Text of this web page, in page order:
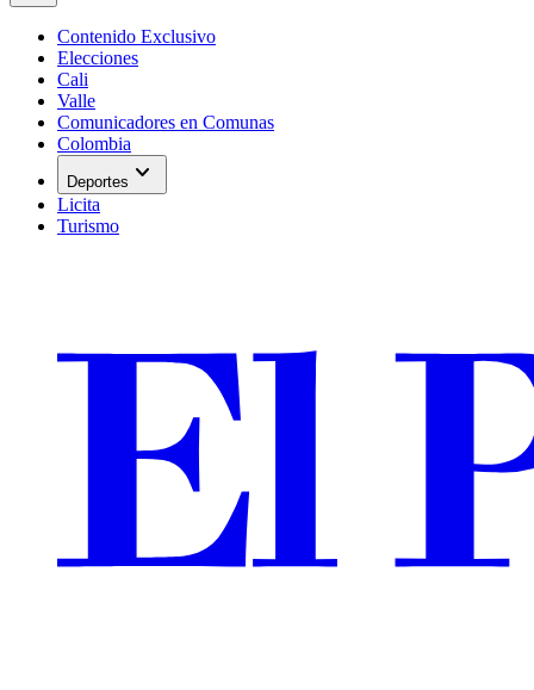
Contenido Exclusivo
Elecciones
Cali
Valle
Comunicadores en Comunas
Colombia
Deportes expand_more
Licita
Turismo